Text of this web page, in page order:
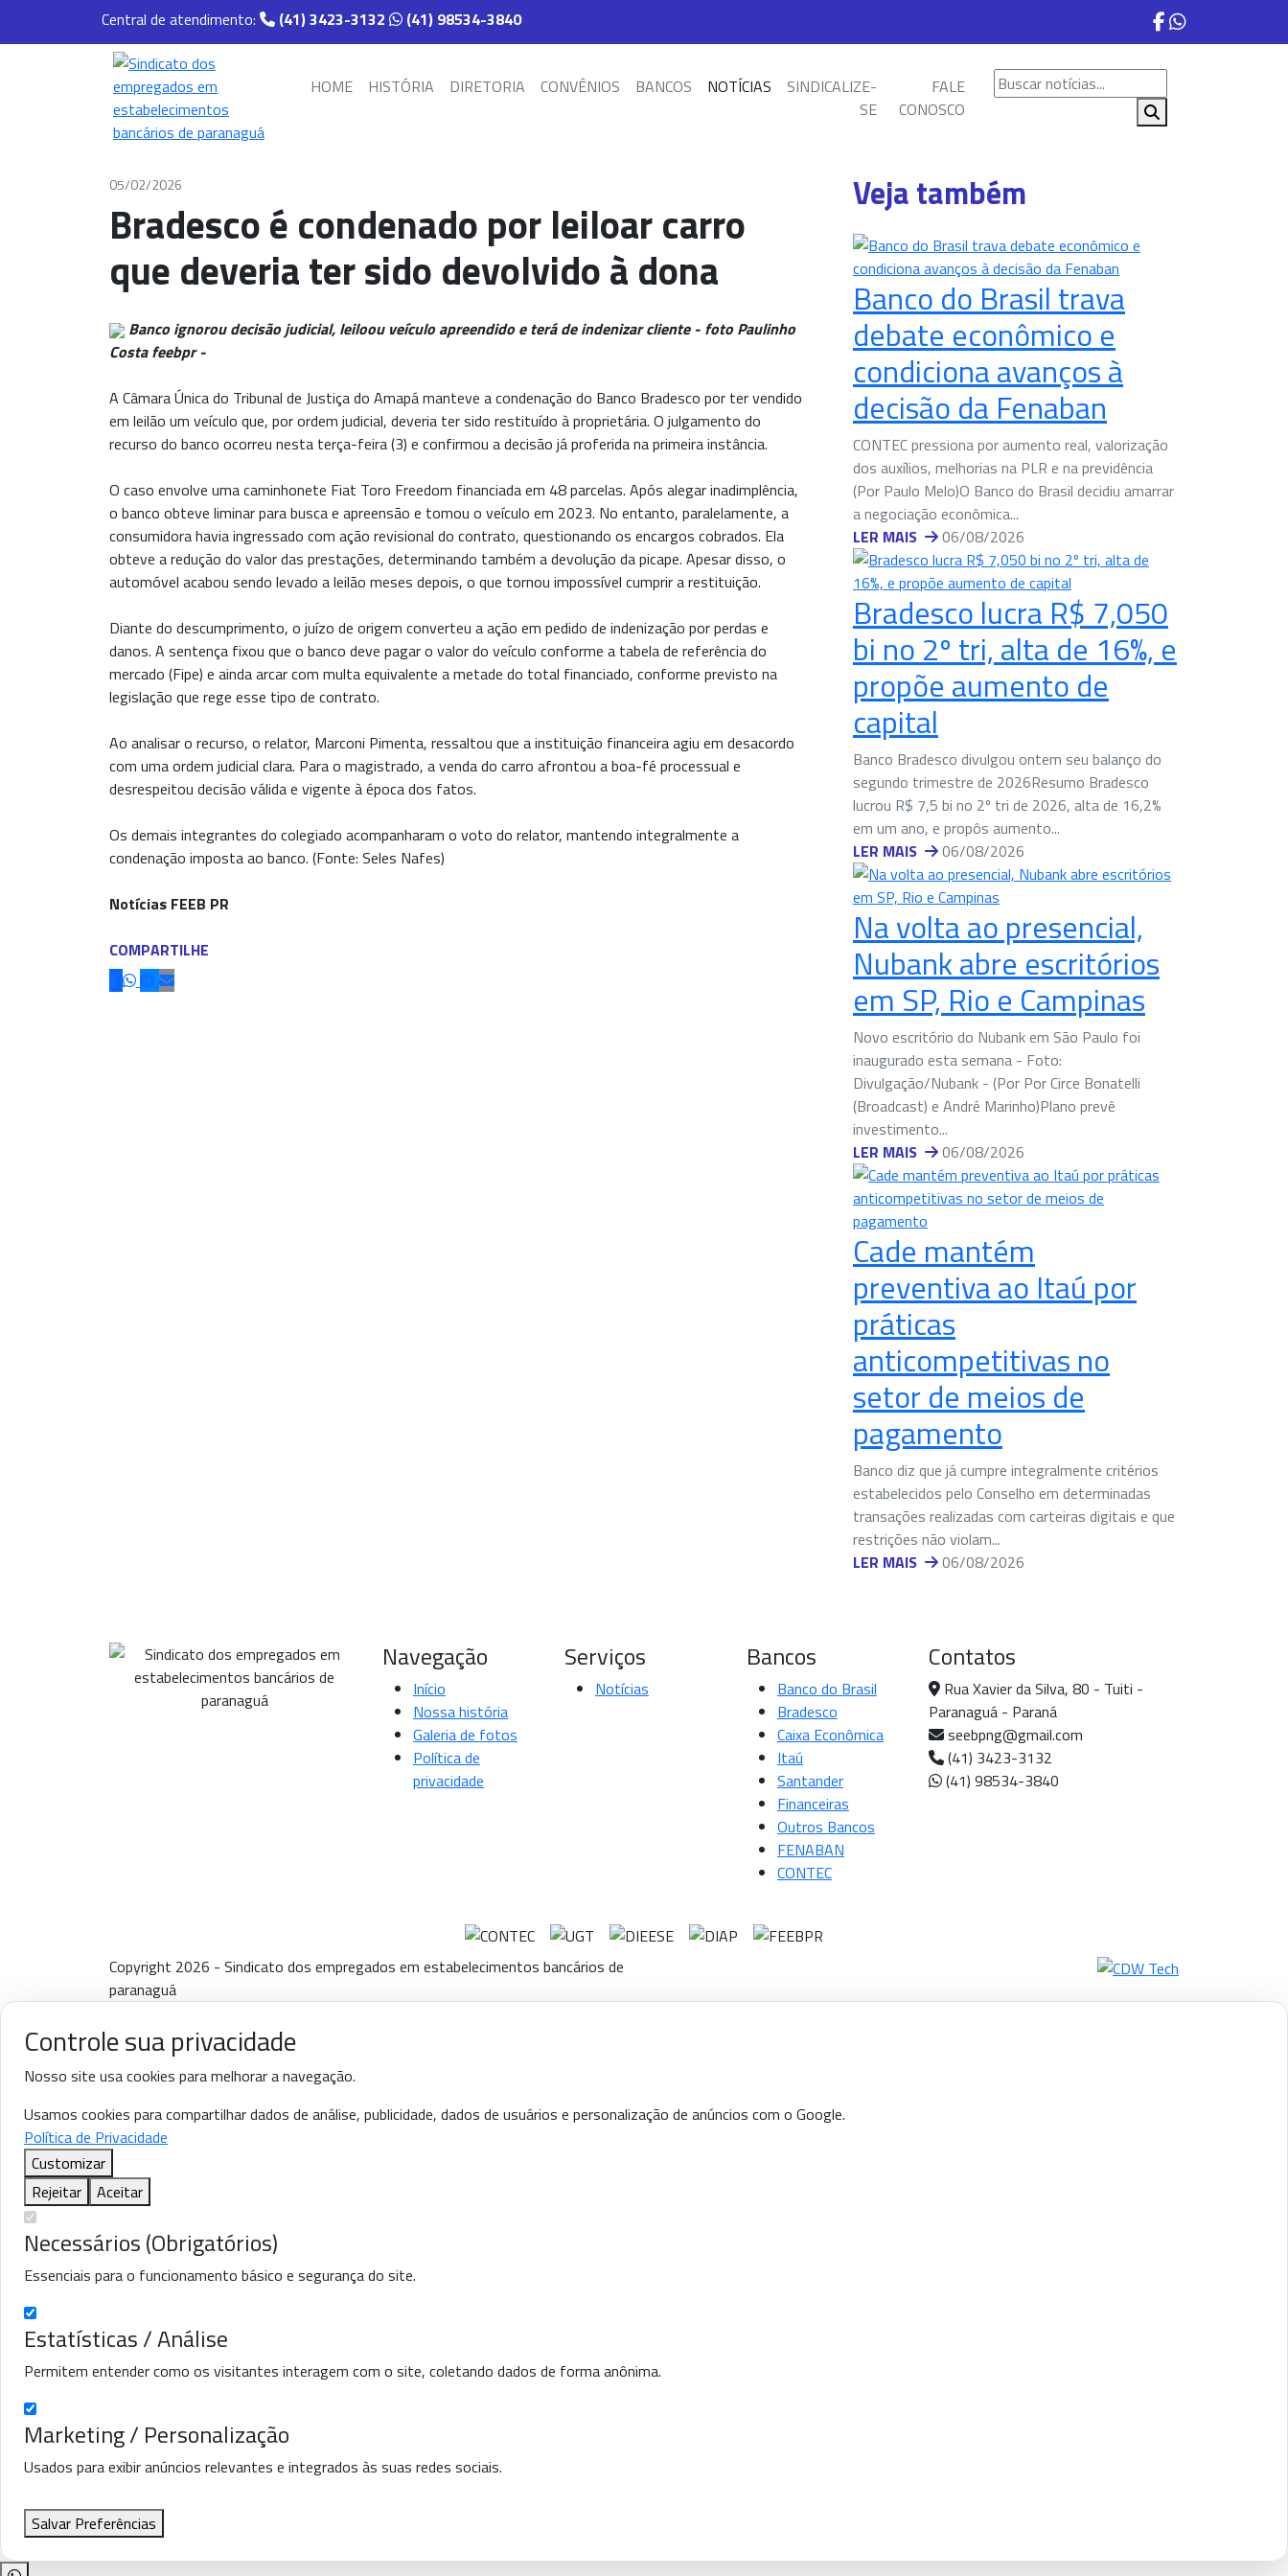
Central de atendimento: (41) 3423-3132 (41) 98534-3840
HOME HISTÓRIA DIRETORIA CONVÊNIOS BANCOS NOTÍCIAS
SINDICALIZE-
SE
FALE
CONOSCO
05/02/2026
Bradesco é condenado por leiloar carro
que deveria ter sido devolvido à dona
Banco ignorou decisão judicial, leiloou veículo apreendido e terá de indenizar cliente - foto Paulinho
Costa feebpr -
A Câmara Única do Tribunal de Justiça do Amapá manteve a condenação do Banco Bradesco por ter vendido
em leilão um veículo que, por ordem judicial, deveria ter sido restituído à proprietária. O julgamento do
recurso do banco ocorreu nesta terça-feira (3) e confirmou a decisão já proferida na primeira instância.
O caso envolve uma caminhonete Fiat Toro Freedom financiada em 48 parcelas. Após alegar inadimplência,
o banco obteve liminar para busca e apreensão e tomou o veículo em 2023. No entanto, paralelamente, a
consumidora havia ingressado com ação revisional do contrato, questionando os encargos cobrados. Ela
obteve a redução do valor das prestações, determinando também a devolução da picape. Apesar disso, o
automóvel acabou sendo levado a leilão meses depois, o que tornou impossível cumprir a restituição.
Diante do descumprimento, o juízo de origem converteu a ação em pedido de indenização por perdas e
danos. A sentença fixou que o banco deve pagar o valor do veículo conforme a tabela de referência do
mercado (Fipe) e ainda arcar com multa equivalente a metade do total financiado, conforme previsto na
legislação que rege esse tipo de contrato.
Ao analisar o recurso, o relator, Marconi Pimenta, ressaltou que a instituição financeira agiu em desacordo
com uma ordem judicial clara. Para o magistrado, a venda do carro afrontou a boa-fé processual e
desrespeitou decisão válida e vigente à época dos fatos.
Os demais integrantes do colegiado acompanharam o voto do relator, mantendo integralmente a
condenação imposta ao banco. (Fonte: Seles Nafes)
Notícias FEEB PR
COMPARTILHE
Veja também
Banco do Brasil trava
debate econômico e
condiciona avanços à
decisão da Fenaban
CONTEC pressiona por aumento real, valorização
dos auxílios, melhorias na PLR e na previdência
(Por Paulo Melo)O Banco do Brasil decidiu amarrar
a negociação econômica...
LER MAIS
06/08/2026
Bradesco lucra R$ 7,050
bi no 2º tri, alta de 16%, e
propõe aumento de
capital
Banco Bradesco divulgou ontem seu balanço do
segundo trimestre de 2026Resumo Bradesco
lucrou R$ 7,5 bi no 2º tri de 2026, alta de 16,2%
em um ano, e propôs aumento...
LER MAIS
06/08/2026
Na volta ao presencial,
Nubank abre escritórios
em SP, Rio e Campinas
Novo escritório do Nubank em São Paulo foi
inaugurado esta semana - Foto:
Divulgação/Nubank - (Por Por Circe Bonatelli
(Broadcast) e André Marinho)Plano prevê
investimento...
LER MAIS
06/08/2026
Cade mantém
preventiva ao Itaú por
práticas
anticompetitivas no
setor de meios de
pagamento
Banco diz que já cumpre integralmente critérios
estabelecidos pelo Conselho em determinadas
transações realizadas com carteiras digitais e que
restrições não violam...
LER MAIS
06/08/2026
Navegação
Início
Nossa história
Galeria de fotos
Política de
privacidade
Serviços
Notícias
Bancos
Banco do Brasil
Bradesco
Caixa Econômica
Itaú
Santander
Financeiras
Outros Bancos
FENABAN
CONTEC
Contatos
Rua Xavier da Silva, 80 - Tuiti -
Paranaguá - Paraná
seebpng@gmail.com
(41) 3423-3132
(41) 98534-3840
Copyright 2026 - Sindicato dos empregados em estabelecimentos bancários de
paranaguá
Controle sua privacidade
Nosso site usa cookies para melhorar a navegação.
Usamos cookies para compartilhar dados de análise, publicidade, dados de usuários e personalização de anúncios com o Google.
Política de Privacidade
Customizar
Rejeitar
Aceitar
Necessários (Obrigatórios)
Essenciais para o funcionamento básico e segurança do site.
Estatísticas / Análise
Permitem entender como os visitantes interagem com o site, coletando dados de forma anônima.
Marketing / Personalização
Usados para exibir anúncios relevantes e integrados às suas redes sociais.
Salvar Preferências